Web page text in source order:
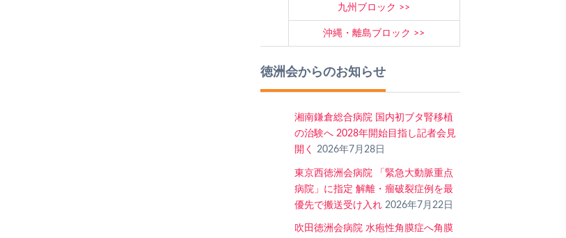
九州ブロック
沖縄・離島ブロック
徳洲会からのお知らせ
湘南鎌倉総合病院 国内初ブタ腎移植
の治験へ 2028年開始目指し記者会見
開く
2026年7月28日
東京西徳洲会病院 「緊急大動脈重点
病院」に指定 解離・瘤破裂症例を最
優先で搬送受け入れ 2026年7月22日
吹田徳洲会病院 水疱性角膜症へ角膜